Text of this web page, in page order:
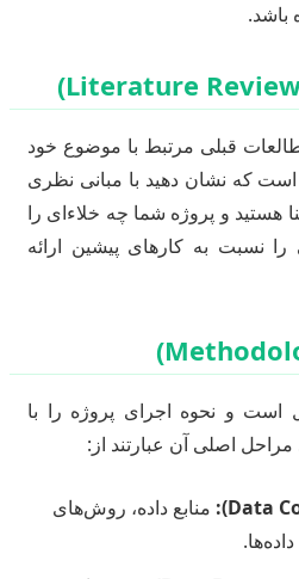
باشد.
قبلی مرتبط با موضوع خود
که نشان دهید با مبانی نظری
هستید و پروژه شما چه خلاءای را
را نسبت به کارهای پیشین ارائه
است و نحوه اجرای پروژه را با
اصلی آن عبارتند از:
منابع داده، روش‌های